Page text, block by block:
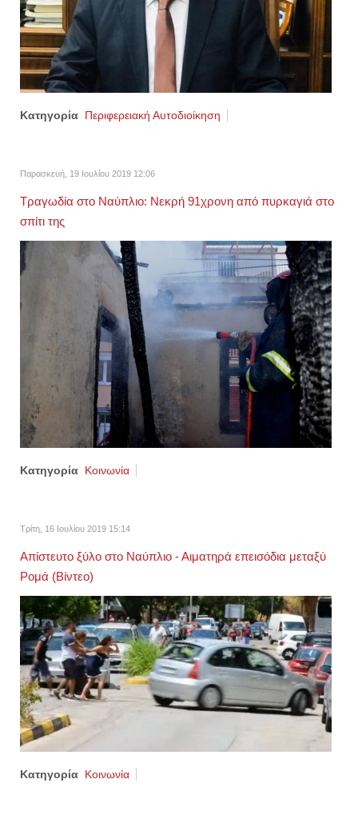
Κατηγορία Περιφερειακή Αυτοδιοίκηση
Παρασκευή, 19 Ιουλίου 2019 12:06
Τραγωδία στο Ναύπλιο: Νεκρή 91χρονη από πυρκαγιά στο
σπίτι της
Κατηγορία Κοινωνία
Τρίτη, 16 Ιουλίου 2019 15:14
Απίστευτο ξύλο στο Ναύπλιο - Αιματηρά επεισόδια μεταξύ
Ρομά (Βίντεο)
Κατηγορία Κοινωνία